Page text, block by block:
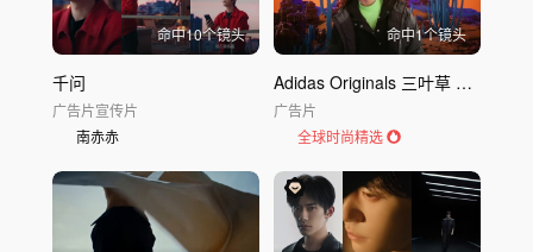
命中10个镜头
千问
广告片宣传片
南赤赤
命中1个镜头
Adidas Originals 三叶草 Winter 产品视频｜阿迪达斯Adi
广告片
全球时尚精选